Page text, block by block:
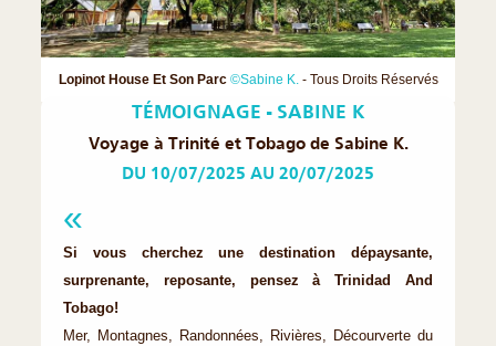
Lopinot House Et Son Parc ©Sabine K. - Tous Droits Réservés
TÉMOIGNAGE - SABINE K
Voyage à Trinité et Tobago de Sabine K.
DU 10/07/2025 AU 20/07/2025
Si vous cherchez une destination dépaysante,
surprenante, reposante, pensez à Trinidad And
Tobago!
Mer, Montagnes, Randonnées, Rivières, Décourverte du